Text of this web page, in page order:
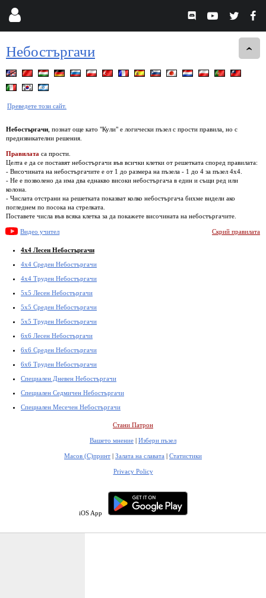
Небостъргачи
Преведете този сайт.
Небостъргачи , познат още като "Кули" е логически пъзел с прости правила, но с
предизвикателни решения.
Правилата са прости.
Целта е да се поставят небостъргачи във всички клетки от решетката според правилата:
- Височината на небостъргачите е от 1 до размера на пъзела - 1 до 4 за пъзел 4х4.
- Не е позволено да има два еднакво високи небостъргача в един и същи ред или
колона.
- Числата отстрани на решетката показват колко небостъргача бихме видели ако
погледнем по посока на стрелката.
Поставете числа във всяка клетка за да покажете височината на небостъргачите.
Видео учител Скрий правилата
4x4 Лесен Небостъргачи
4x4 Среден Небостъргачи
4x4 Труден Небостъргачи
5x5 Лесен Небостъргачи
5x5 Среден Небостъргачи
5x5 Труден Небостъргачи
6x6 Лесен Небостъргачи
6x6 Среден Небостъргачи
6x6 Труден Небостъргачи
Специален Дневен Небостъргачи
Специален Седмичен Небостъргачи
Специален Месечен Небостъргачи
Стани Патрон
Вашето мнение | Избери пъзел
Масов (С)принт | Залата на славата | Статистики
Privacy Policy
iOS App